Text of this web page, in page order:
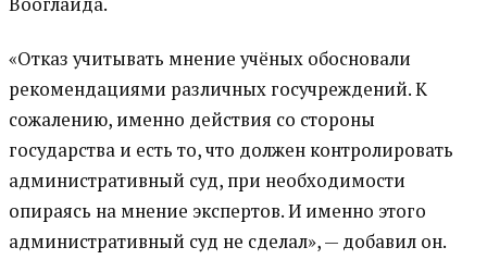
«Отказ учитывать мнение учёных обосновали
рекомендациями различных госучреждений. К
сожалению, именно действия со стороны
государства и есть то, что должен контролировать
административный суд, при необходимости
опираясь на мнение экспертов. И именно этого
административный суд не сделал», — добавил он.